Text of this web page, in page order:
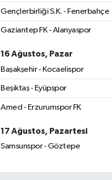
Gençlerbirliği S.K. - Fenerbahçe
Gaziantep FK - Alanyaspor
16 Ağustos, Pazar
Başakşehir - Kocaelispor
Beşiktaş - Eyüpspor
Amed - Erzurumspor FK
17 Ağustos, Pazartesi
Samsunspor - Göztepe